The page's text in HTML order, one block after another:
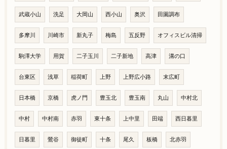
武蔵小山 洗足 大岡山 西小山 奥沢 田園調布
多摩川 川崎市 新丸子 梅島 五反野 オフィスビル清掃
駒澤大学 用賀 二子玉川 二子新地 高津 溝の口
台東区 浅草 稲荷町 上野 上野広小路 末広町
日本橋 京橋 虎ノ門 豊玉北 豊玉南 丸山 中村北
中村 中村南 赤羽 東十条 上中里 田端 西日暮里
日暮里 鶯谷 御徒町 十条 尾久 板橋 北赤羽